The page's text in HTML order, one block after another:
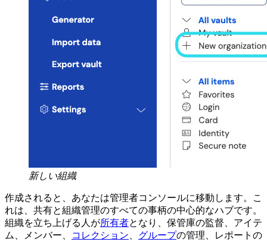
新しい組織
作成されると、あなたは管理者コンソールに移動します。こ
れは、共有と組織管理のすべての事柄の中心的なハブです。
組織を立ち上げる人が所有者となり、保管庫の監督、アイテ
ム、メンバー、
コレクション グループの管理、レポートの